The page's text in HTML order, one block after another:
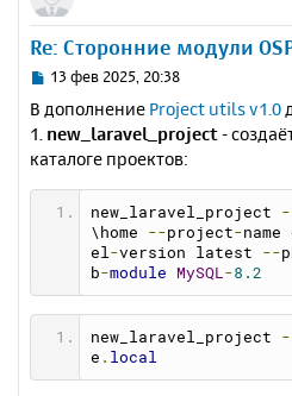
Re: Сторонние модули
С
о
б
щ
13 фев 2025, 20:38
В дополнение Project utils v1.0
1. new_laravel_project-
каталоге проектов:
new_laravel_project
\home --project-name
el-version latest --
b-module MySQL-8.2
new_laravel_project
e . local